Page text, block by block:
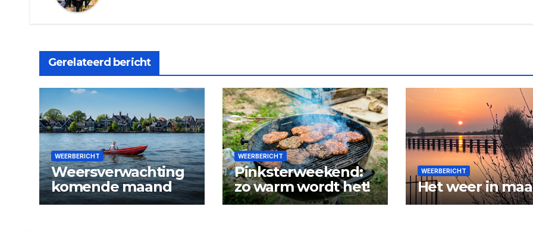
Gerelateerd bericht
WEERBERICHT
Weersverwachting
komende maand
WEERBERICHT
Pinksterweekend:
zo warm wordt het!
WEERBERICHT
Het weer in